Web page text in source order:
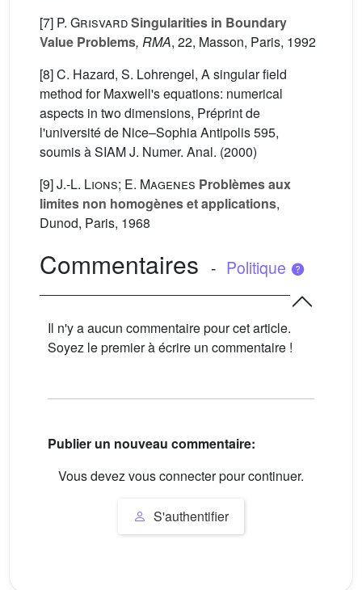
[7] P. GrisvardSingularities in Boundary
Value Problems, RMA, 22, Masson, Paris, 1992
[8] C. Hazard, S. Lohrengel, A singular field
method for Maxwell's equations: numerical
aspects in two dimensions, Préprint de
l'université de Nice–Sophia Antipolis 595,
soumis à SIAM J. Numer. Anal. (2000)
[9]J.-L. Lions; E. Magenes Problèmes aux
limites non homogènes et applications,
Dunod, Paris, 1968
Commentaires - Politique
Il n'y a aucun commentaire pour cet article.
Soyez le premier à écrire un commentaire !
Publier un nouveau commentaire:
Vous devez vous connecter pour continuer.
S'authentifier